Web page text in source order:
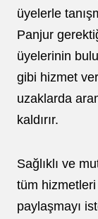
üyelerle
Panjur
üyelerinin
gibi hizmet
uzaklarda
kaldırır.
Sağlıklı ve
tüm
paylaşmayı